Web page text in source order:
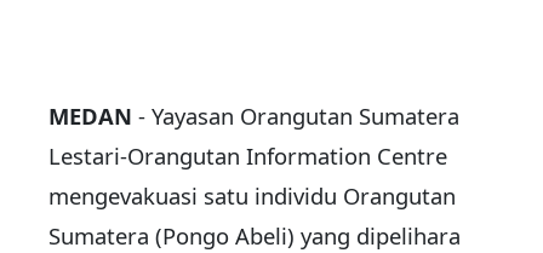
MEDAN - Yayasan Orangutan Sumatera
Lestari-Orangutan Information Centre
mengevakuasi satu individu Orangutan
Sumatera (Pongo Abeli) yang dipelihara